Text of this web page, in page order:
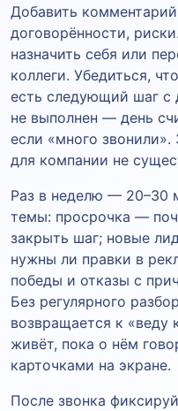
Добавить
договорённости,
назначить себя или
коллеги. Убедиться,
есть следующий шаг с
не выполнен — день
если «много звонили».
для компании не
Раз в неделю — 20–30
темы: просрочка —
закрыть шаг; новые
нужны ли правки в
победы и отказы с
Без регулярного
возвращается к «веду
живёт, пока о нём
карточками на экране.
После звонка